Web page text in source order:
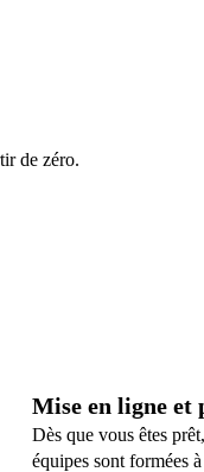
de zéro.
Mise en ligne et
Dès que vous êtes
équipes sont formées